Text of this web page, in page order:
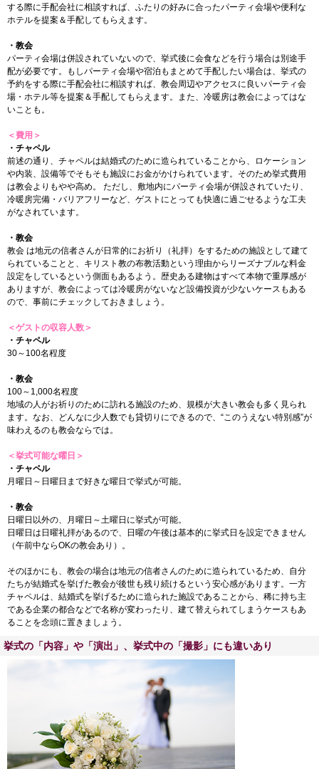
する際に手配会社に相談すれば、ふたりの好みに合ったパーティ会場や便利な
ホテルを提案＆手配してもらえます。
・教会
パーティ会場は併設されていないので、挙式後に会食などを行う場合は別途手
配が必要です。もしパーティ会場や宿泊もまとめて手配したい場合は、挙式の
予約をする際に手配会社に相談すれば、教会周辺やアクセスに良いパーティ会
場・ホテル等を提案＆手配してもらえます。また、冷暖房は教会によってはな
いことも。
＜費用＞
・チャペル
前述の通り、チャペルは結婚式のために造られていることから、ロケーション
や内装、設備等でそもそも施設にお金がかけられています。そのため挙式費用
は教会よりもやや高め。 ただし、敷地内にパーティ会場が併設されていたり、
冷暖房完備・バリアフリーなど、ゲストにとっても快適に過ごせるような工夫
がなされています。
・教会
教会 は地元の信者さんが日常的にお祈り（礼拝）をするための施設として建て
られていることと、キリスト教の布教活動という理由からリーズナブルな料金
設定をしているという側面もあるよう。歴史ある建物はすべて本物で重厚感が
ありますが、教会によっては冷暖房がないなど設備投資が少ないケースもある
ので、事前にチェックしておきましょう。
＜ゲストの収容人数＞
・チャペル
30～100名程度
・教会
100～1,000名程度
地域の人がお祈りのために訪れる施設のため、規模が大きい教会も多く見られ
ます。なお、どんなに少人数でも貸切りにできるので、“このうえない特別感”が
味わえるのも教会ならでは。
＜挙式可能な曜日＞
・チャペル
月曜日～日曜日まで好きな曜日で挙式が可能。
・教会
日曜日以外の、月曜日～土曜日に挙式が可能。
日曜日は日曜礼拝があるので、日曜の午後は基本的に挙式日を設定できません
（午前中ならOKの教会あり）。
そのほかにも、教会の場合は地元の信者さんのために造られているため、自分
たちが結婚式を挙げた教会が後世も残り続けるという安心感があります。一方
チャペルは、結婚式を挙げるために造られた施設であることから、稀に持ち主
である企業の都合などで名称が変わったり、建て替えられてしまうケースもあ
ることを念頭に置きましょう。
挙式の「内容」や「演出」、挙式中の「撮影」にも違いあり